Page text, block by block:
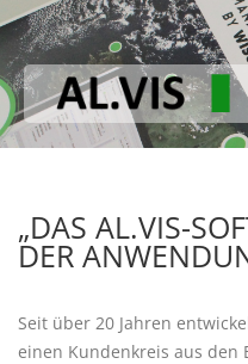
„DAS AL.VIS-
DER
Seit über 20 Jahren
einen Kundenkreis aus den